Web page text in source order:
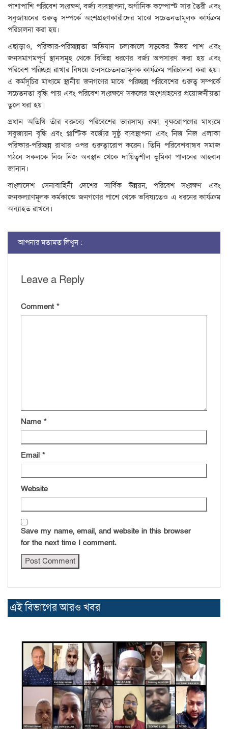
পাশাপাশি পরিবেশ সংরক্ষণ, বর্জ্য ব্যবস্থাপনা, অর্গানিক কম্পোস্ট সার তৈরী এবং
সবুজায়নের গুরুত্ব সম্পর্কে অংশগ্রহণকারীদের মাঝে সচেতনতামূলক কার্যক্রম
পরিচালনা করা হয়।
এছাড়াও, পরিষ্কার-পরিচ্ছন্নতা অভিযান চলাকালে সড়কের উভয় পাশ এবং
জনসমাগমপূর্ণ স্থানসমূহ থেকে বিভিন্ন ধরণের বর্জ্য অপসারণ করা হয় এবং
পরিবেশ পরিচ্ছন্ন রাখার বিষয়ে জনসচেতনতামূলক কার্যক্রম পরিচালনা করা হয়।
এ কর্মসূচির মাধ্যমে স্থানীয় জনগণের মাঝে পরিচ্ছন্ন পরিবেশের গুরুত্ব সম্পর্কে
সচেতনতা বৃদ্ধি পায় এবং পরিবেশ সংরক্ষণে সকলের অংশগ্রহণের প্রয়োজনীয়তা
তুলে ধরা হয়।
প্রধান অতিথি তাঁর বক্তব্যে পরিবেশের ভারসাম্য রক্ষা, বৃক্ষরোপণের মাধ্যমে
সবুজায়ন বৃদ্ধি এবং প্লাস্টিক বর্জ্যের সুষ্ঠু ব্যবস্থাপনা এবং নিজ নিজ এলাকা
পরিষ্কার-পরিচ্ছন্ন রাখার ওপর গুরুত্বারোপ করেন। তিনি পরিবেশবান্ধব সমাজ
গঠনে সকলকে নিজ নিজ অবস্থান থেকে দায়িত্বশীল ভূমিকা পালনের আহ্বান
জানান।
বাংলাদেশ সেনাবাহিনী দেশের সার্বিক উন্নয়ন, পরিবেশ সংরক্ষণ এবং
জনকল্যাণমূলক কর্মকান্ডে জনগণের পাশে থেকে ভবিষ্যতেও এ ধরনের কার্যক্রম
অব্যাহত রাখবে।
আপনার মতামত লিখুন :
Leave a Reply
Comment *
Name *
Email *
Website
Save my name, email, and website in this browser
for the next time I comment.
এই বিভাগের আরও খবর